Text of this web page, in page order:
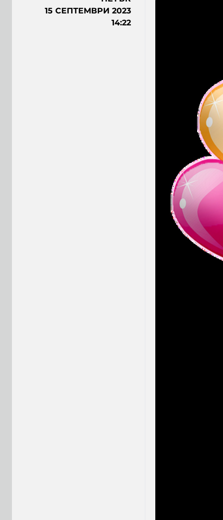
15 СЕПТЕМВРИ 2023
14:22